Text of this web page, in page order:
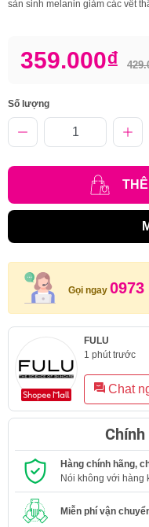
sản sinh melanin giảm các vết
359.000₫
Số lượng
Gọi ngay 0973
FULU
1 phút trước
Chat
Hàng chính hãng,
Nói không với hàng
Miễn phí vận